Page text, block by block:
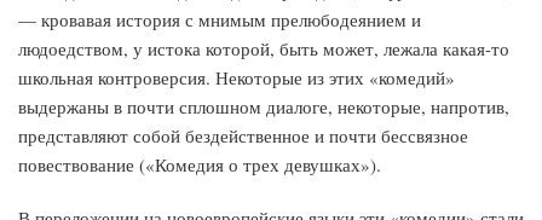
— кровавая история с мнимым прелюбодеянием и
людоедством, у истока которой, быть может, лежала какая-то
школьная контроверсия. Некоторые из этих «комедий»
выдержаны в почти сплошном диалоге, некоторые, напротив,
представляют собой бездейственное и почти бессвязное
повествование («Комедия о трех девушках»).